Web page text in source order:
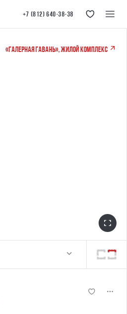
+7 (812) 640-38-38
«Галерная гавань», жилой комплекс